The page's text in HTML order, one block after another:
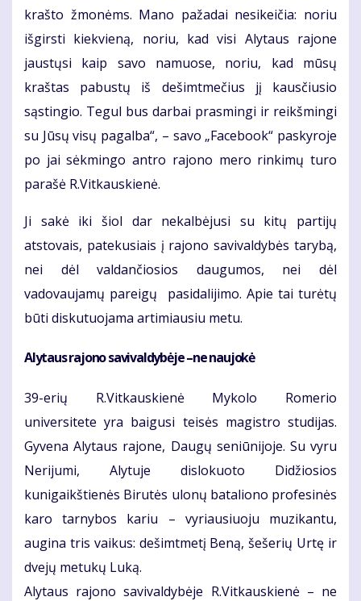
krašto žmonėms. Mano pažadai nesikeičia: noriu
išgirsti kiekvieną, noriu, kad visi Alytaus rajone
jaustųsi kaip savo namuose, noriu, kad mūsų
kraštas pabustų iš dešimtmečius jį kausčiusio
sąstingio. Tegul bus darbai prasmingi ir reikšmingi
su Jūsų visų pagalba“, – savo „Facebook“ paskyroje
po jai sėkmingo antro rajono mero rinkimų turo
parašė R.Vitkauskienė.
Ji sakė iki šiol dar nekalbėjusi su kitų partijų
atstovais, patekusiais į rajono savivaldybės tarybą,
nei dėl valdančiosios daugumos, nei dėl
vadovaujamų pareigų pasidalijimo. Apie tai turėtų
būti diskutuojama artimiausiu metu.
Alytaus rajono savivaldybėje –ne naujokė
39-erių R.Vitkauskienė Mykolo Romerio
universitete yra baigusi teisės magistro studijas.
Gyvena Alytaus rajone, Daugų seniūnijoje. Su vyru
Nerijumi, Alytuje dislokuoto Didžiosios
kunigaikštienės Birutės ulonų bataliono profesinės
karo tarnybos kariu – vyriausiuoju muzikantu,
augina tris vaikus: dešimtmetį Beną, šešerių Urtę ir
dvejų metukų Luką.
Alytaus rajono savivaldybėje R.Vitkauskienė – ne